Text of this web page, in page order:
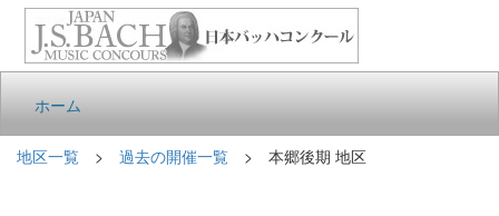
ホーム
地区一覧 > 過去の開催一覧 > 本郷後期 地区